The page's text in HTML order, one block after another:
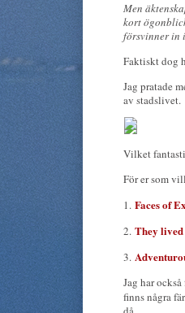
Men
kort
försvinner in
Faktiskt dog
Jag pratade
av stadslivet.
Vilket
För er som
1. Faces of
2. They
3.
Jag har
finns några